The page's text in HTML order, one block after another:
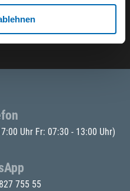
Uhr Fr: 07:30 - 13:00 Uhr)
755 55